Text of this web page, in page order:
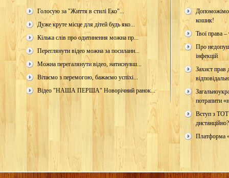
Голосую за "Життя в стилі Еко"...
Дуже круте місце для дітей будь яко...
Кілька слів про одитинення можна пр...
Переглянути відео можна за посиланн...
Можна перегалянути відео, натиснувш...
Вітаємо з перемогою, бажаємо успіхі...
Відео "НАША ПЕРША" Новорічний ранок...
Допоможімо
кошик!
Твої права –
Про
інфекцій
Захист прав
потрапити
Вступ з
дистанційно?
Платформа